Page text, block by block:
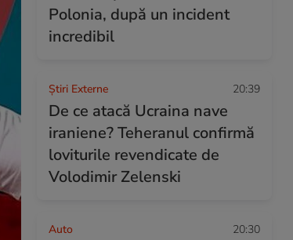
Polonia, după un incident
incredibil
Știri Externe 20:39
De ce atacă Ucraina nave
iraniene? Teheranul confirmă
loviturile revendicate de
Volodimir Zelenski
Auto 20:30